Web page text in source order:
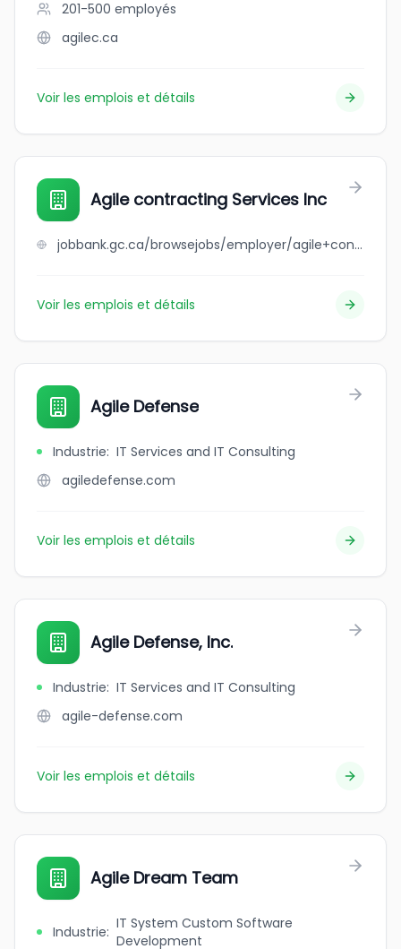
201-500 employés
agilec.ca
Voir les emplois et détails
Agile contracting Services Inc
jobbank.gc.ca/browsejobs/employer/agile+contracting+services+inc/ca
Voir les emplois et détails
Agile Defense
Industrie: IT Services and IT Consulting
agiledefense.com
Voir les emplois et détails
Agile Defense, Inc.
Industrie: IT Services and IT Consulting
agile-defense.com
Voir les emplois et détails
Agile Dream Team
Industrie: IT System Custom Software
Development